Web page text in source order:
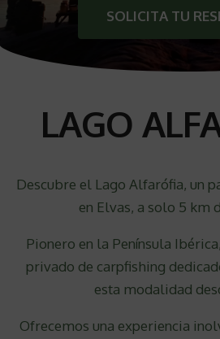
SOLICITA TU
LAGO
Descubre el Lago Alfarófia, un
en Elvas, a solo 5 km
Pionero en la Península
privado de carpfishing
esta modalidad
Ofrecemos una experiencia